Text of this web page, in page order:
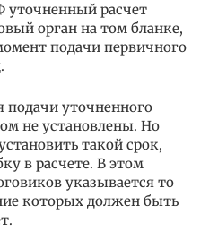
уточненный расчет
орган на том бланке,
подачи первичного
уточненного
не установлены. Но
такой срок,
в расчете. В этом
указывается то
которых должен быть